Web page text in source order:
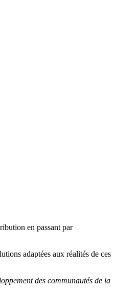
en passant par
adaptées aux réalités de ces
des communautés de la